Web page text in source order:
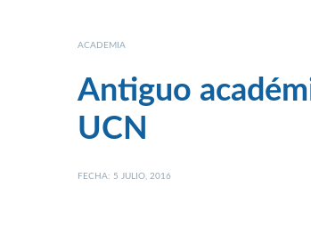
ACADEMIA
Antiguo
UCN
FECHA: 5 JULIO, 2016